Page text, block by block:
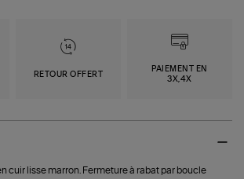
RETOUR OFFERT
PAIEMENT EN
3X,4X
cuir lisse marron. Fermeture à rabat par boucle